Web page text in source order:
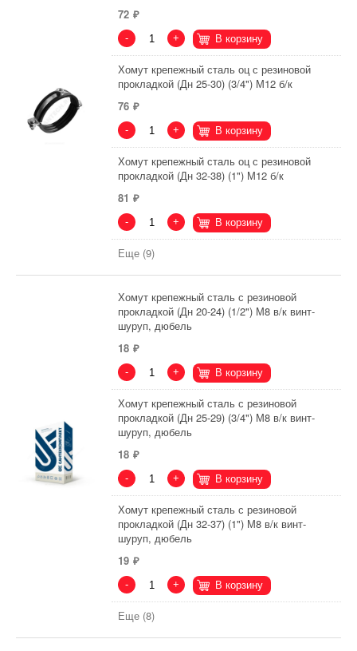
72
- + В корзину
Хомут крепежный сталь оц с резиновой
прокладкой (Дн 25-30) (3/4") М12 б/к
76
- + В корзину
Хомут крепежный сталь оц с резиновой
прокладкой (Дн 32-38) (1") М12 б/к
81
- + В корзину
Еще (9)
Хомут крепежный сталь с резиновой
прокладкой (Дн 20-24) (1/2") М8 в/к винт-
шуруп, дюбель
18
- + В корзину
Хомут крепежный сталь с резиновой
прокладкой (Дн 25-29) (3/4") М8 в/к винт-
шуруп, дюбель
18
- + В корзину
Хомут крепежный сталь с резиновой
прокладкой (Дн 32-37) (1") М8 в/к винт-
шуруп, дюбель
19
- + В корзину
Еще (8)